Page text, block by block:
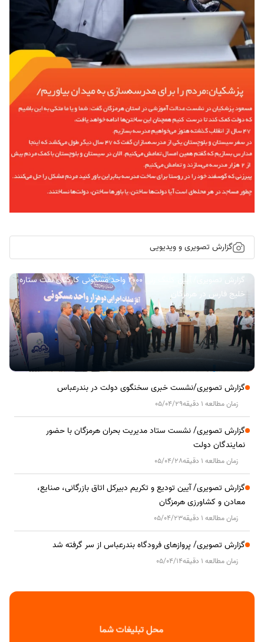
گزارش تصویری و ویدیویی
گزارش تصویری/ آیین کلنگ زنی ۲۰۰۰ واحد مسکونی کارکنان نفت ستاره
خلیج فارس در هرمزگان
گزارش تصویری/نشست خبری سخنگوی دولت در بندرعباس
زمان مطالعه 1 دقیقه 05/04/29
گزارش تصویری/ نشست ستاد مدیریت بحران هرمزگان با حضور
نمایندگان دولت
زمان مطالعه 1 دقیقه 05/04/28
گزارش تصویری/ آیین تودیع و تکریم دبیرکل اتاق بازرگانی، صنایع،
معادن و کشاورزی هرمزگان
زمان مطالعه 1 دقیقه 05/04/23
گزارش تصویری/ پروازهای فرودگاه بندرعباس از سر گرفته شد
زمان مطالعه 1 دقیقه 05/04/14